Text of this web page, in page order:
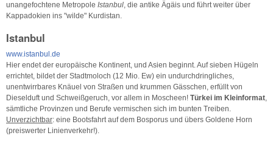
unangefochtene Metropole Istanbul, die antike Ägäis und führt weiter über
Kappadokien ins "wilde" Kurdistan.
Istanbul
www.istanbul.de
Hier endet der europäische Kontinent, und Asien beginnt. Auf sieben Hügeln
errichtet, bildet der Stadtmoloch (12 Mio. Ew) ein undurchdringliches,
unentwirrbares Knäuel von Straßen und krummen Gässchen, erfüllt von
Dieselduft und Schweißgeruch, vor allem in Moscheen! Türkei im Kleinformat
sämtliche Provinzen und Berufe vermischen sich im bunten Treiben.
Unverzichtbar: eine Bootsfahrt auf dem Bosporus und übers Goldene Horn
(preiswerter Linienverkehr!).